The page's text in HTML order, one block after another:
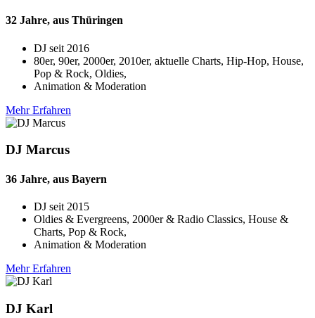
32 Jahre, aus Thüringen
DJ seit 2016
80er, 90er, 2000er, 2010er, aktuelle Charts, Hip-Hop, House,
Pop & Rock, Oldies,
Animation & Moderation
Mehr Erfahren
DJ Marcus
36 Jahre, aus Bayern
DJ seit 2015
Oldies & Evergreens, 2000er & Radio Classics, House &
Charts, Pop & Rock,
Animation & Moderation
Mehr Erfahren
DJ Karl